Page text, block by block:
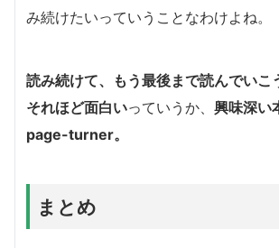
み続けたいっていうことなわけよね。
読み続けて、もう最後まで読んでいこ
それほど面白いっていうか、 興味深い
page-turner。
まとめ